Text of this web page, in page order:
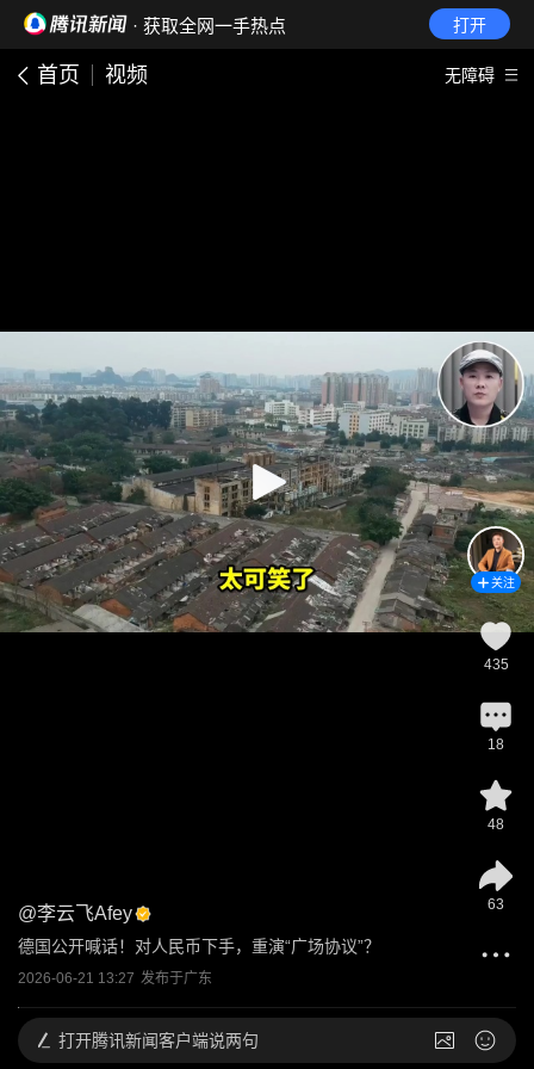
· 获取全网一手热点 打开
首页 视频 无障碍
@李云飞Afey
德国公开喊话！对人民币下手，重演“广场协议”？
2026-06-21 13:27 发布于广东
关注
435
18
48
63
打开腾讯新闻客户端说两句